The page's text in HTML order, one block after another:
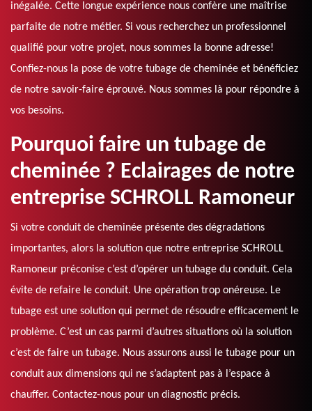
inégalée. Cette longue expérience nous confère une maîtrise
parfaite de notre métier. Si vous recherchez un professionnel
qualifié pour votre projet, nous sommes la bonne adresse!
Confiez-nous la pose de votre tubage de cheminée et bénéficiez
de notre savoir-faire éprouvé. Nous sommes là pour répondre à
vos besoins.
Pourquoi faire un tubage de
cheminée ? Eclairages de notre
entreprise SCHROLL Ramoneur
Si votre conduit de cheminée présente des dégradations
importantes, alors la solution que notre entreprise SCHROLL
Ramoneur préconise c’est d’opérer un tubage du conduit. Cela
évite de refaire le conduit. Une opération trop onéreuse. Le
tubage est une solution qui permet de résoudre efficacement le
problème. C’est un cas parmi d’autres situations où la solution
c’est de faire un tubage. Nous assurons aussi le tubage pour un
conduit aux dimensions qui ne s’adaptent pas à l’espace à
chauffer. Contactez-nous pour un diagnostic précis.